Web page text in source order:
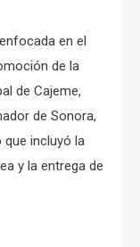
en el
de la
de Cajeme,
de Sonora,
que incluyó la
y la entrega de